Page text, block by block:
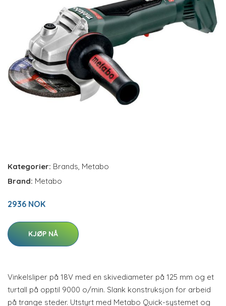
Kategorier: Brands, Metabo
Brand: Metabo
2936 NOK
KJØP NÅ
Vinkelsliper på 18V med en skivediameter på 125 mm og et
turtall på opptil 9000 o/min. Slank konstruksjon for arbeid
på trange steder. Utstyrt med Metabo Quick-systemet og